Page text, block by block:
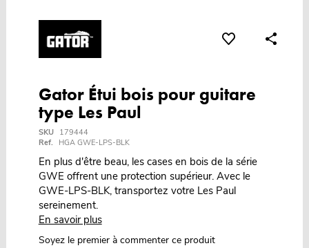
Gator Étui bois pour guitare
type Les Paul
SKU
179444
Ref.
HGA GWE-LPS-BLK
En plus d'être beau, les cases en bois de la série
GWE offrent une protection supérieur. Avec le
GWE-LPS-BLK, transportez votre Les Paul
sereinement.
En savoir plus
Soyez le premier à commenter ce produit